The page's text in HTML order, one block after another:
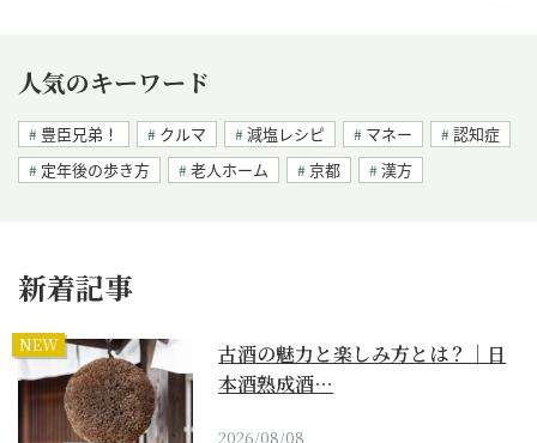
人気のキーワード
豊臣兄弟！ クルマ 減塩レシピ マネー
認知症
定年後の歩き方
老人ホーム 京都 漢方
新着記事
NEW
古酒の魅力と楽しみ方とは？｜日
本酒熟成酒…
2026/08/08